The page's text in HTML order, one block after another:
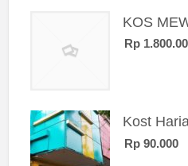
KOS
Rp
Rp 90.000